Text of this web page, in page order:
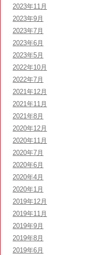
2023年11月
2023年9月
2023年7月
2023年6月
2023年5月
2022年10月
2022年7月
2021年12月
2021年11月
2021年8月
2020年12月
2020年11月
2020年7月
2020年6月
2020年4月
2020年1月
2019年12月
2019年11月
2019年9月
2019年8月
2019年6月